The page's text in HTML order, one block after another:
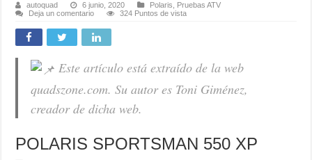
autoquad 6 junio, 2020 Polaris
Pruebas ATV
Deja un comentario
324 Puntos de vista
Este artículo está extraído de la web
quadszone.com. Su autor es Toni Giménez,
creador de dicha web.
POLARIS SPORTSMAN 550 XP